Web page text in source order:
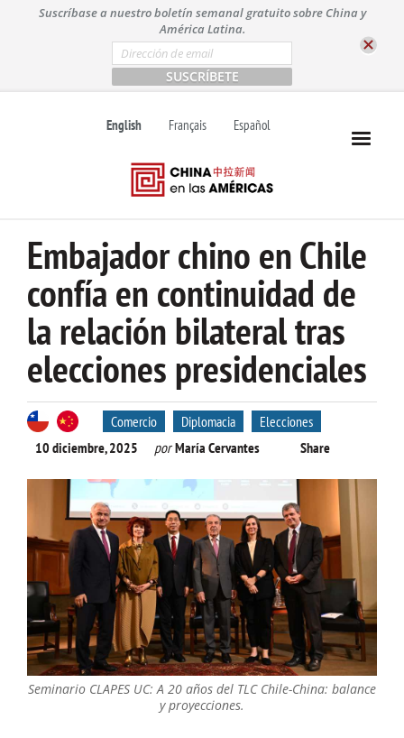
t
Suscríbase a nuestro boletín semanal gratuito sobre China y
América Latina.
E
m
a
i
*
English Français Español
Embajador chino en Chile
confía en continuidad de
la relación bilateral tras
elecciones presidenciales
Comercio Diplomacia
Elecciones
10 diciembre, 2025
porMaría Cervantes Share
Seminario CLAPES UC: A 20 años del TLC Chile-China: balance
y proyecciones.